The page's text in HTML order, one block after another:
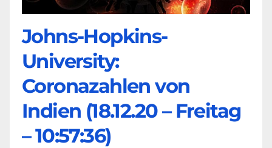
Johns-Hopkins-
University:
Coronazahlen von
Indien (18.12.20 – Freitag
– 10:57:36)